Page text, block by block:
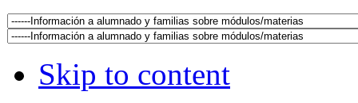
Skip to content